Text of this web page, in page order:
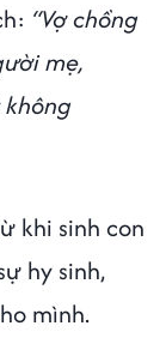
“Vợ chồng
mẹ,
khi sinh con
hy sinh,
mình.